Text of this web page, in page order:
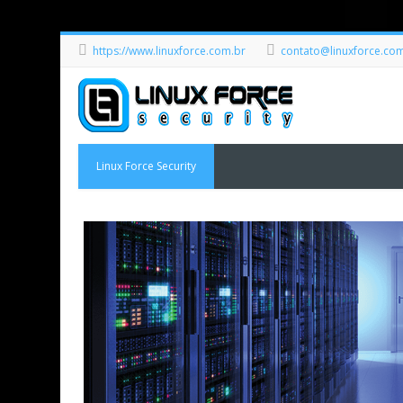
https://www.linuxforce.com.br
Linux Force Security